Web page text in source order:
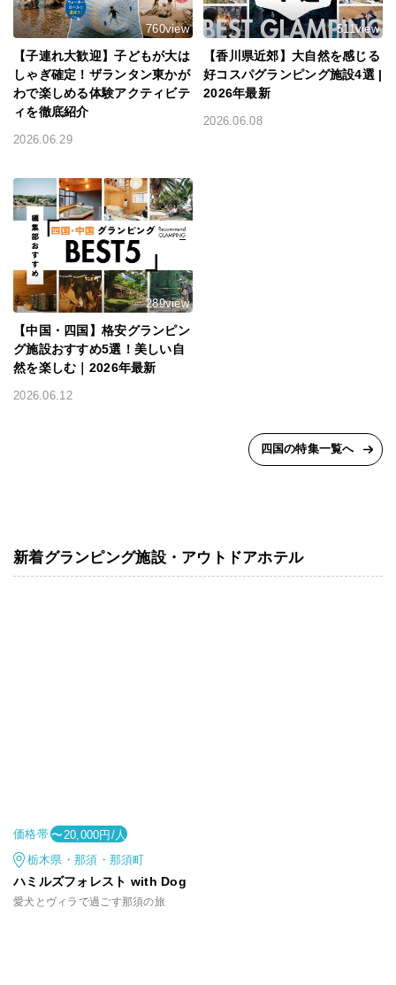
760view
【子連れ大歓迎】子どもが大は
しゃぎ確定！ザランタン東かが
わで楽しめる体験アクティビテ
ィを徹底紹介
2026.06.29
511view
【香川県近郊】大自然を感じる
好コスパグランピング施設4選 |
2026年最新
2026.06.08
289view
【中国・四国】格安グランピン
グ施設おすすめ5選！美しい自
然を楽しむ｜2026年最新
2026.06.12
四国の特集一覧へ
新着グランピング施設・アウトドアホテル
価格帯 〜20,000円/人
栃木県・那須・那須町
ハミルズフォレスト with Dog
愛犬とヴィラで過ごす那須の旅